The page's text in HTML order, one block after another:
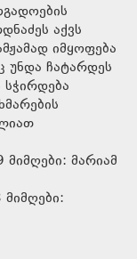
აქვს
იმყოფება
უნდა ჩატარდეს
მარიამ